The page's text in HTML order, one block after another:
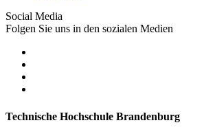
Social Media
Folgen Sie uns in den sozialen Medien
Technische Hochschule Brandenburg